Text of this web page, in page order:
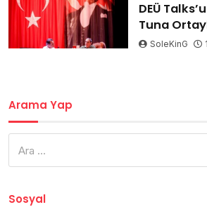
DEÜ
Tuna
SoleKinG
Arama Yap
Sosyal